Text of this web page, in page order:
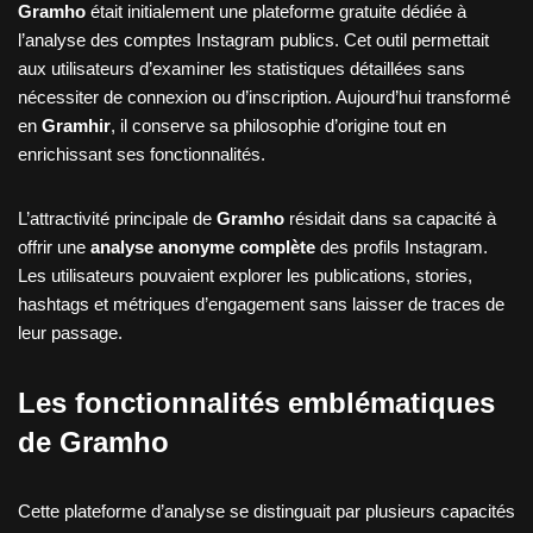
Gramho était initialement une plateforme gratuite dédiée à
l’analyse des comptes Instagram publics. Cet outil permettait
aux utilisateurs d’examiner les statistiques détaillées sans
nécessiter de connexion ou d’inscription. Aujourd’hui transformé
en Gramhir, il conserve sa philosophie d’origine tout en
enrichissant ses fonctionnalités.
L’attractivité principale de Gramho résidait dans sa capacité à
offrir une analyse anonyme complète des profils Instagram.
Les utilisateurs pouvaient explorer les publications, stories,
hashtags et métriques d’engagement sans laisser de traces de
leur passage.
Les fonctionnalités emblématiques
de Gramho
Cette plateforme d’analyse se distinguait par plusieurs capacités